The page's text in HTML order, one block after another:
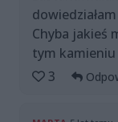
Chyba jakieś
tym kamieniu
3